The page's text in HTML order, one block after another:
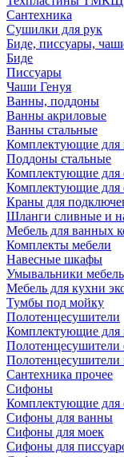
Сантехника
Сушилки для рук
Биде, писсуары,
Биде
Писсуары
Чаши Генуя
Ванны, поддоны
Ванны акриловые
Ванны стальные
Комплектующие для
Поддоны стальные
Комплектующие для
Комплектующие для
Краны для
Шланги сливные и
Мебель для ванных
Комплекты мебели
Навесные шкафы
Умывальники
Мебель для кухни
Тумбы под мойку
Полотенцесушители
Комплектующие для
Сантехника прочее
Сифоны
Комплектующие для
Сифоны для ванны
Сифоны для моек
Сифоны для